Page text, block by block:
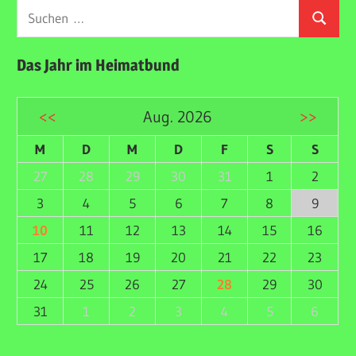
Suchen
nach:
Suchen
Das Jahr im Heimatbund
<< Aug. 2026 >>
M D M D F S
S
27
28 29 30 31 1
2
3
4 5 6 7 8
9
10
11 12 13 14 15
16
17
18 19 20 21 22
23
24
25 26 27 28 29
30
31
1 2 3 4 5 6